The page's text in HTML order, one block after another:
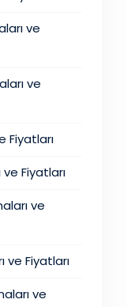
ve
ve
Fiyatları
ve Fiyatları
ve
ve Fiyatları
ve